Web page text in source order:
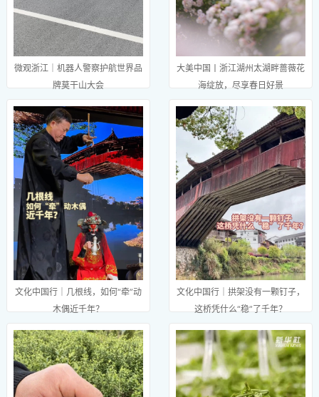
微观浙江｜机器人警察护航世界品
牌莫干山大会
大美中国丨浙江湖州太湖畔蔷薇花
海绽放，尽享春日好景
文化中国行｜几根线，如何“牵”动
木偶近千年？
文化中国行｜拱架没有一颗钉子，
这桥凭什么“稳”了千年？